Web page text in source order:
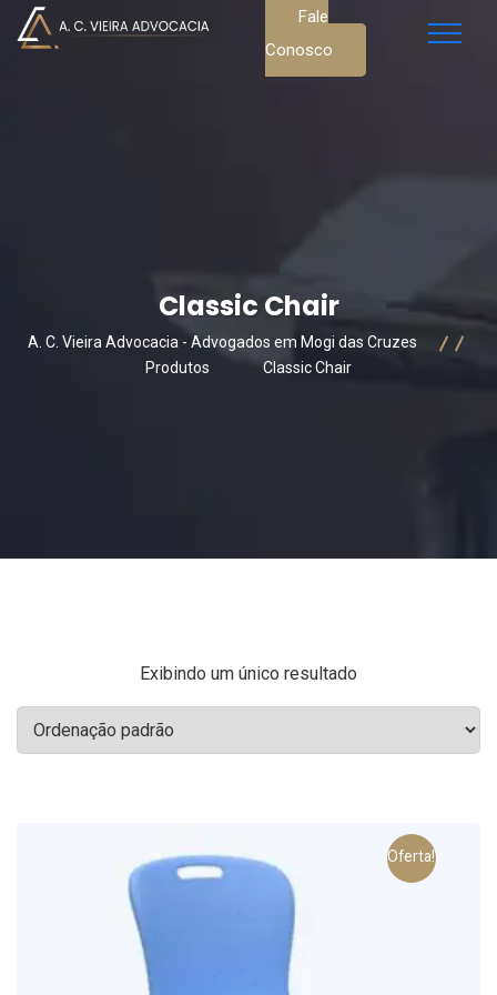
Fale
Conosco
Classic Chair
A. C. Vieira Advocacia - Advogados em Mogi das Cruzes
Produtos
Classic Chair
Exibindo um único resultado
Oferta!